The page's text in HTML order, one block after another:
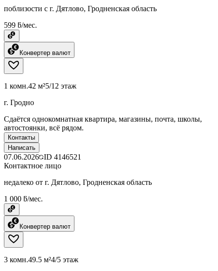
поблизости с г. Дятлово, Гродненская область
599 ƃ/мес.
Конвертер валют
1 комн.42 м²5/12 этаж
г. Гродно
Сдаётся однокомнатная квартира, магазины, почта, школы,
автостоянки, всё рядом.
Контакты
Написать
07.06.2026 ID 4146521
Контактное лицо
недалеко от г. Дятлово, Гродненская область
1 000 ƃ/мес.
Конвертер валют
3 комн.49.5 м²4/5 этаж